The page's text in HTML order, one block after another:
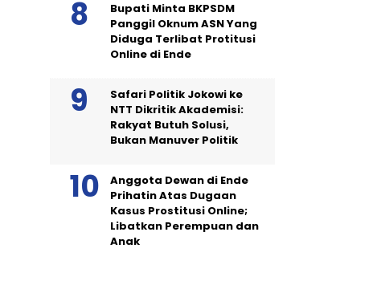
Bupati Minta BKPSDM
Panggil Oknum ASN Yang
Diduga Terlibat Protitusi
Online di Ende
Safari Politik Jokowi ke
NTT Dikritik Akademisi:
Rakyat Butuh Solusi,
Bukan Manuver Politik
Anggota Dewan di Ende
Prihatin Atas Dugaan
Kasus Prostitusi Online;
Libatkan Perempuan dan
Anak